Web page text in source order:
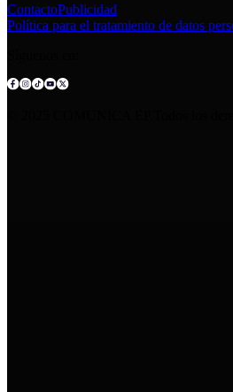
ContactoPublicidad
Política para el tratamiento de datos